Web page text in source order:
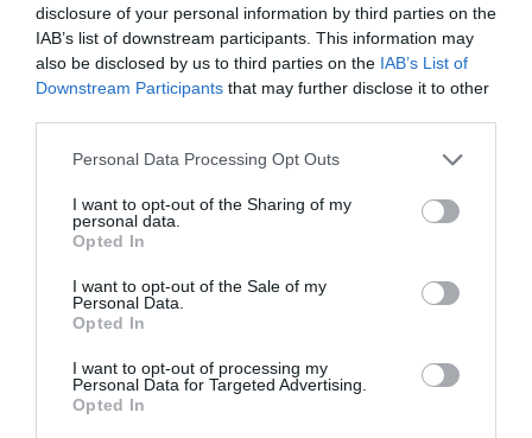
disclosure of your personal information by third parties on the
IAB’s list of downstream participants. This information may
also be disclosed by us to third parties on the IAB’s List of
Downstream Participants that may further disclose it to other
Personal Data Processing Opt Outs
I want to opt-out of the Sharing of my
personal data.
Opted In
I want to opt-out of the Sale of my
Personal Data.
Opted In
I want to opt-out of processing my
Personal Data for Targeted Advertising.
Opted In
Νέοι Διαγωνισμοί❯
την Τέχνη και τον Πολιτισμό!